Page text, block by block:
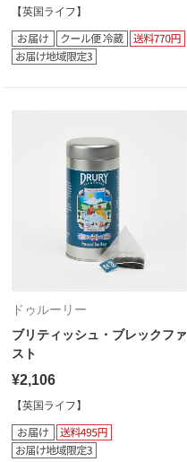
【英国ライフ】
ドゥルーリー
ブリティッシュ・ブレックファ
スト
¥2,106
【英国ライフ】